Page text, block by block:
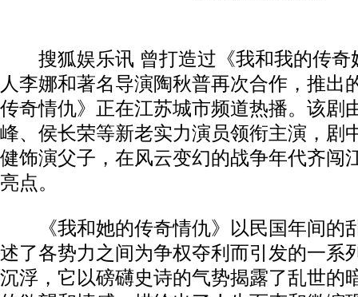
搜狐娱乐讯 曾打造过《我和我的传奇
人李娜和著名导演陶秋普再次合作，推出
传奇情仇》正在江苏城市频道热播。该剧
峰、侯长荣等新老实力演员领衔主演，剧
健饰演父子，在风云变幻的战争年代齐闯
亮点。
《我和她的传奇情仇》以民国年间的
述了各势力之间为争权夺利而引发的一系
沉浮，它以磅礴史诗的气势揭露了乱世的
动物系恋